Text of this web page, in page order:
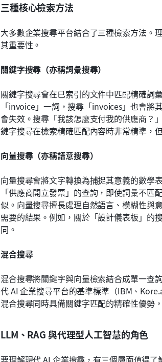
三種核心檢索方法
大多數企業搜尋平台結合了三種檢索方法。
其重要性。
關鍵字搜尋（亦稱詞彙搜尋）
關鍵字搜尋會在已索引的文件中匹配精確
「invoice」一詞，搜尋「invoices」也會
會失效。搜尋「我該怎麼支付我的供應商？
鍵字搜尋在檢索精確匹配內容時非常精準，
向量搜尋（亦稱語意搜尋）
向量搜尋會將文字轉換為捕捉其意義的數學
「供應商開立發票」的查詢，即使詞彙不
似。向量搜尋擅長處理自然語言、模糊性與
需要的結果。例如，關於「設計儀表板」的
同。
混合搜尋
混合搜尋將關鍵字與向量檢索結合成單一查
代 AI 企業搜尋平台的基準標準（IBM、
混合搜尋同時具備關鍵字匹配的精確性優勢
LLM、RAG 與代理型人工智慧的角色
要理解現代 AI 企業搜尋，有三個層面值得